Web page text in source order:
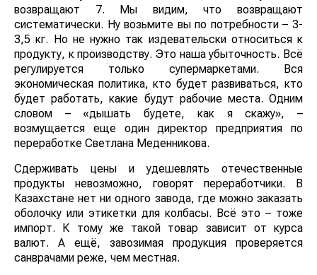
возвращают 7. Мы видим, что возвращают
систематически. Ну возьмите вы по потребности – 3-
3,5 кг. Но не нужно так издевательски относиться к
продукту, к производству. Это наша убыточность. Всё
регулируется только супермаркетами. Вся
экономическая политика, кто будет развиваться, кто
будет работать, какие будут рабочие места. Одним
словом – «дышать будете, как я скажу», –
возмущается еще один директор предприятия по
переработке Светлана Меденникова.
Сдерживать цены и удешевлять отечественные
продукты невозможно, говорят переработчики. В
Казахстане нет ни одного завода, где можно заказать
оболочку или этикетки для колбасы. Всё это – тоже
импорт. К тому же такой товар зависит от курса
валют. А ещё, завозимая продукция проверяется
санврачами реже, чем местная.